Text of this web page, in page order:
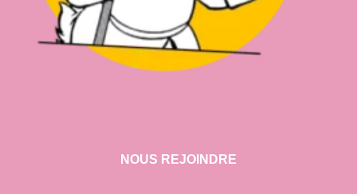
NOUS REJOINDRE